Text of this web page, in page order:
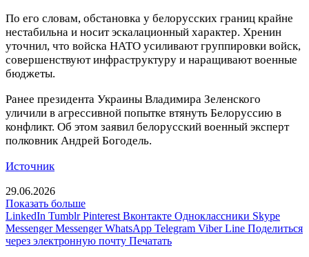
По его словам, обстановка у белорусских границ крайне
нестабильна и носит эскалационный характер. Хренин
уточнил, что войска НАТО усиливают группировки войск,
совершенствуют инфраструктуру и наращивают военные
бюджеты.
Ранее президента Украины Владимира Зеленского
уличили в агрессивной попытке втянуть Белоруссию в
конфликт. Об этом заявил белорусский военный эксперт
полковник Андрей Богодель.
Источник
29.06.2026
Показать больше
LinkedIn Tumblr Pinterest Вконтакте Одноклассники Skype
Messenger Messenger WhatsApp Telegram Viber Line Поделиться
через электронную почту Печатать